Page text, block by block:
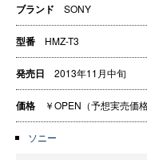
ブランド SONY
型番 HMZ-T3
発売日 2013年11月中旬
価格 ￥OPEN（予想実売価
ソニー